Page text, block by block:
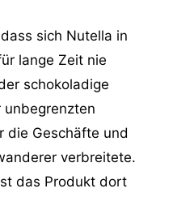
sich Nutella in
lange Zeit nie
schokoladige
die Geschäfte und
verbreitete.
das Produkt dort